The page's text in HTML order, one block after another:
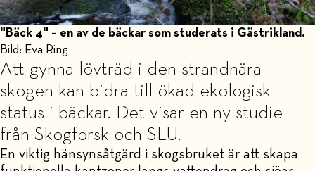
"Bäck 4" – en av de bäckar som studerats i Gästrikland.
Bild: Eva Ring
Att gynna lövträd i den strandnära
skogen kan bidra till ökad ekologisk
status i bäckar. Det visar en ny studie
från Skogforsk och SLU.
En viktig hänsynsåtgärd i skogsbruket är att skapa